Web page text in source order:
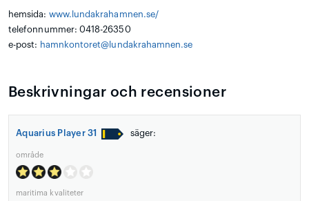
hemsida: www.lundakrahamnen.se/
telefonnummer: 0418-26350
e-post: hamnkontoret@lundakrahamnen.se
Beskrivningar och recensioner
Aquarius Player 31 säger:
område
maritima kvaliteter